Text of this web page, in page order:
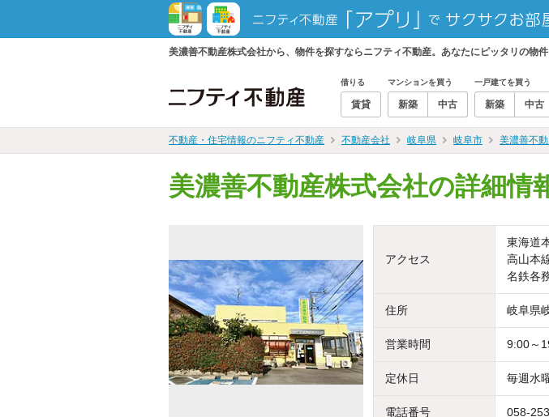
美濃善不動産株式会社から、物件を探すならニフティ不動産。あなたにピッタリの物件
借りる
賃貸
マンションを買う
新築 中古
一戸建てを買う
新築 中古
不動産・住宅情報のニフティ不動産 不動産会社 岐阜県 岐阜市 美濃善不
美濃善不動産株式会社の詳細情
アクセス
東海道
高山本
名鉄各
住所 岐阜県
営業時間 9:00～
定休日 毎週水
電話番号 058-